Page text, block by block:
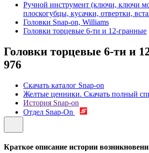
Ручной инструмент (ключи, ключи
плоскогубцы, кусачки, отвертки,
Головки Snap-on, Williams
Головки торцевые 6-ти и 12-гранные
Головки торцевые 6-ти и
976
Скачать каталог Snap-on
Желтые ценники. Скачать полный
История Snap-on
Отдел Snap-On
Краткое описание истории